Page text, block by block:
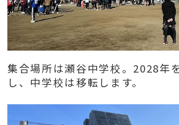
集合場所は瀬谷中学校。2028年
し、中学校は移転します。